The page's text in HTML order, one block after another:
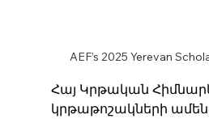
AEF’s 2025 Yerevan
Հայ Կրթական
կրթաթոշակների